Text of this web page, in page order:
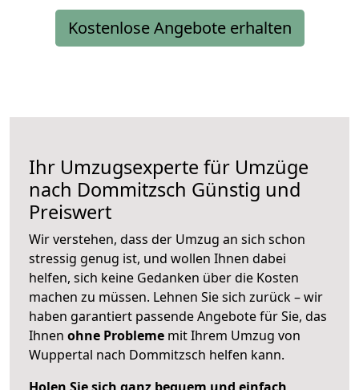
Kostenlose Angebote erhalten
Ihr Umzugsexperte für Umzüge
nach Dommitzsch Günstig und
Preiswert
Wir verstehen, dass der Umzug an sich schon
stressig genug ist, und wollen Ihnen dabei
helfen, sich keine Gedanken über die Kosten
machen zu müssen. Lehnen Sie sich zurück – wir
haben garantiert passende Angebote für Sie, das
Ihnen ohne Probleme mit Ihrem Umzug von
Wuppertal nach Dommitzsch helfen kann.